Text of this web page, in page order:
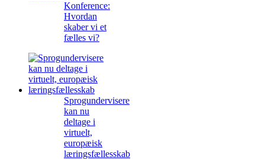
Konference:
Hvordan
skaber vi et
fælles vi?
Sprogundervisere
kan nu
deltage i
virtuelt,
europæisk
læringsfællesskab